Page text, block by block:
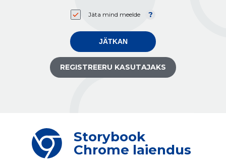
Jäta mind meelde
JÄTKAN
REGISTREERU KASUTAJAKS
Storybook
Chrome laiendus